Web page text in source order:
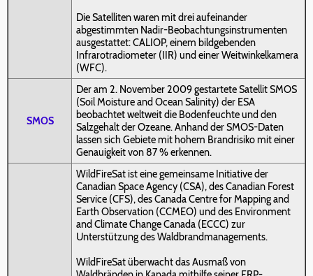
Die Satelliten waren mit drei aufeinander
abgestimmten Nadir-Beobachtungsinstrumenten
ausgestattet: CALIOP, einem bildgebenden
Infrarotradiometer (IIR) und einer Weitwinkelkamera
(WFC).
SMOS
Der am 2. November 2009 gestartete Satellit SMOS
(Soil Moisture and Ocean Salinity) der ESA
beobachtet weltweit die Bodenfeuchte und den
Salzgehalt der Ozeane. Anhand der SMOS-Daten
lassen sich Gebiete mit hohem Brandrisiko mit einer
Genauigkeit von 87 % erkennen.
WildFireSat ist eine gemeinsame Initiative der
Canadian Space Agency (CSA), des Canadian Forest
Service (CFS), des Canada Centre for Mapping and
Earth Observation (CCMEO) und des Environment
and Climate Change Canada (ECCC) zur
Unterstützung des Waldbrandmanagements.
WildFireSat überwacht das Ausmaß von